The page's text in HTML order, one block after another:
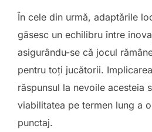
În cele din urmă, adaptările
găsesc un echilibru între
asigurându-se că jocul
pentru toți jucătorii.
răspunsul la nevoile acesteia
viabilitatea pe termen lung a
punctaj.